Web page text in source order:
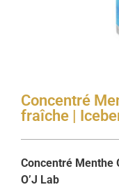
Concentré
fraîche |
Concentré Menthe
O’J Lab